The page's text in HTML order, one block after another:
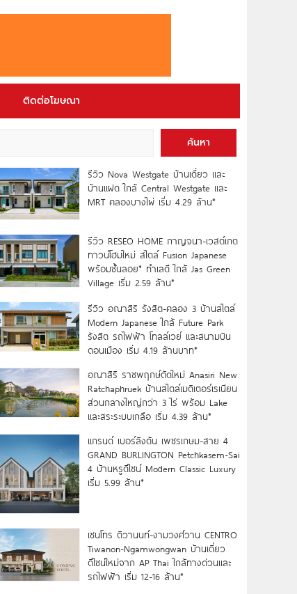
ติดต่อโฆษณา
ค้นหา
รีวิว Nova Westgate บ้านเดี่ยว และ
บ้านแฝด ใกล้ Central Westgate และ
MRT คลองบางไผ่ เริ่ม 4.29 ล้าน*
รีวิว RESEO HOME กาญจนา-เวสต์เกต
ทาวน์โฮมใหม่ สไตล์ Fusion Japanese
พร้อมชั้นลอย* ทำเลดี ใกล้ Jas Green
Village เริ่ม 2.59 ล้าน*
รีวิว อณาสิริ รังสิต-คลอง 3 บ้านสไตล์
Modern Japanese ใกล้ Future Park
รังสิต รถไฟฟ้า โทลล์เวย์ และสนามบิน
ดอนเมือง เริ่ม 4.19 ล้านบาท*
อณาสิริ ราชพฤกษ์ตัดใหม่ Anasiri New
Ratchaphruek บ้านสไตล์เมดิเตอร์เรเนียน
ส่วนกลางใหญ่กว่า 3 ไร่ พร้อม Lake
และสระระบบเกลือ เริ่ม 4.39 ล้าน*
แกรนด์ เบอร์ลิงตัน เพชรเกษม-สาย 4
GRAND BURLINGTON Petchkasem-Sai
4 บ้านหรูดีไซน์ Modern Classic Luxury
เริ่ม 5.99 ล้าน*
เซนโทร ติวานนท์-งามวงศ์วาน CENTRO
Tiwanon-Ngamwongwan บ้านเดี่ยว
ดีไซน์ใหม่จาก AP Thai ใกล้ทางด่วนและ
รถไฟฟ้า เริ่ม 12-16 ล้าน*